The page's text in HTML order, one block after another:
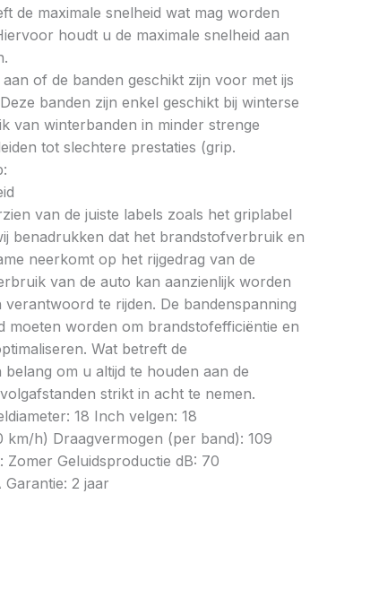
de maximale snelheid wat mag worden
houdt u de maximale snelheid aan
of de banden geschikt zijn voor met ijs
banden zijn enkel geschikt bij winterse
van winterbanden in minder strenge
tot slechtere prestaties (grip.
van de juiste labels zoals het griplabel
benadrukken dat het brandstofverbruik en
neerkomt op het rijgedrag van de
van de auto kan aanzienlijk worden
te rijden. De bandenspanning
moeten worden om brandstofefficiëntie en
Wat betreft de
om u altijd te houden aan de
strikt in acht te nemen.
18 Inch velgen: 18
km/h) Draagvermogen (per band): 109
Zomer Geluidsproductie dB: 70
2 jaar